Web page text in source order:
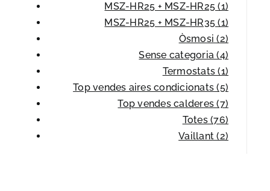
MSZ-HR25 + MSZ-HR25 (1)
MSZ-HR25 + MSZ-HR35 (1)
Òsmosi (2)
Sense categoria (4)
Termostats (1)
Top vendes aires condicionats (5)
Top vendes calderes (7)
Totes (76)
Vaillant (2)